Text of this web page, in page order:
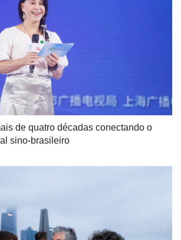
de quatro décadas conectando o
sino-brasileiro